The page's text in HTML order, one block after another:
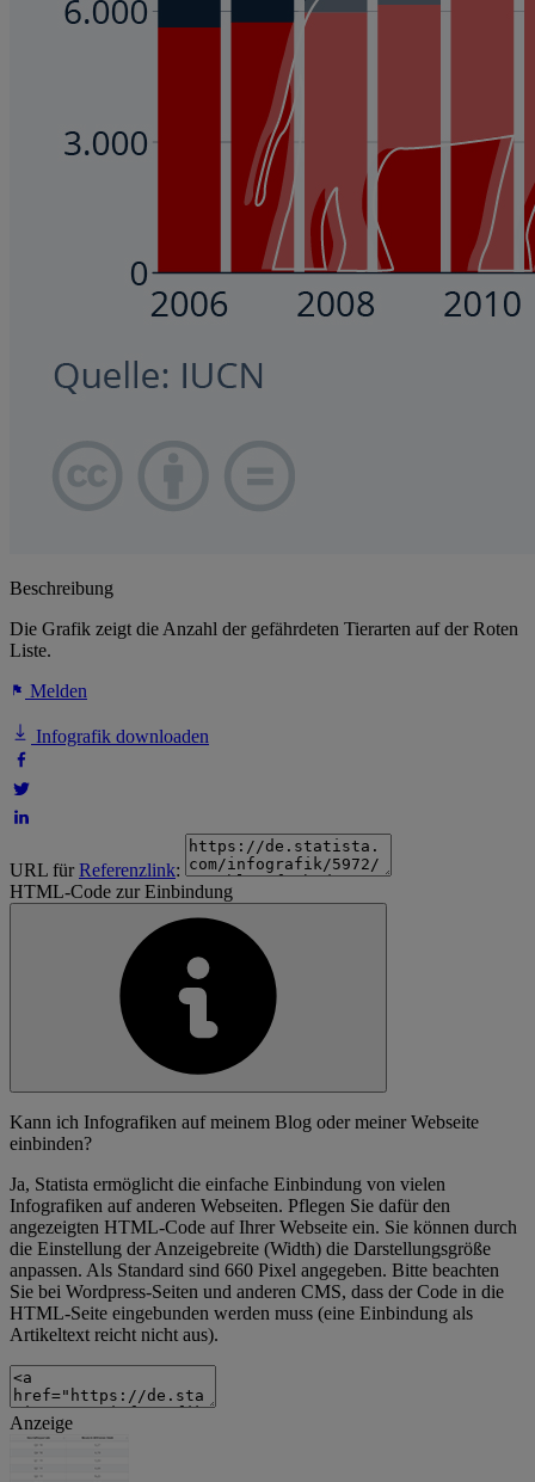
Beschreibung
Die Grafik zeigt die Anzahl der gefährdeten Tierarten auf der Roten
Liste.
Melden
Infografik downloaden
URL fürReferenzlink:
HTML-Code zur Einbindung
Kann ich Infografiken auf meinem Blog oder meiner Webseite
einbinden?
Ja, Statista ermöglicht die einfache Einbindung von vielen
Infografiken auf anderen Webseiten. Pflegen Sie dafür den
angezeigten HTML-Code auf Ihrer Webseite ein. Sie können durch
die Einstellung der Anzeigebreite (Width) die Darstellungsgröße
anpassen. Als Standard sind 660 Pixel angegeben. Bitte beachten
Sie bei Wordpress-Seiten und anderen CMS, dass der Code in die
HTML-Seite eingebunden werden muss (eine Einbindung als
Artikeltext reicht nicht aus).
Anzeige